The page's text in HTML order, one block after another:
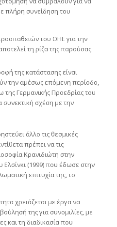
πλήρη συνείδηση του
του ΟΗΕ για την
τη ρίζα της παρούσας
της κατάστασης είναι
την αμέσως επόμενη περίοδο,
της Γερμανικής Προεδρίας του
συνεκτική σχέση με την
άλλο τις θεσμικές
πρέπει να τις
Κρανιδιώτη στην
Ελσίνκι (1999) που έδωσε στην
επιτυχία της, το
χρειάζεται με έργα να
της για συνομιλίες, με
και τη διαδικασία που